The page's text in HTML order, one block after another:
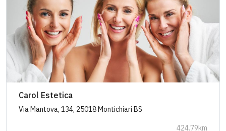
Carol Estetica
Via Mantova, 134, 25018 Montichiari BS
424.79km